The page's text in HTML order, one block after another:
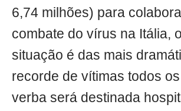
6,74 milhões) para
combate do vírus na Itália,
situação é das mais
recorde de vítimas todos
verba será destinada